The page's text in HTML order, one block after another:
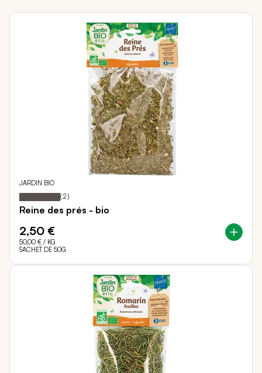
JARDIN BIO
Notation: 100
% of
( 2 )
Reine des prés - bio
2,50 €
50,00 € / KG
SACHET DE 50G